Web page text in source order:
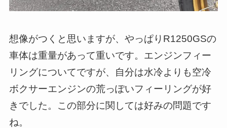
想像がつくと思いますが、やっぱりR1250GSの
車体は重量があって重いです。エンジンフィー
リングについてですが、自分は水冷よりも空冷
ボクサーエンジンの荒っぽいフィーリングが好
きでした。この部分に関しては好みの問題です
ね。